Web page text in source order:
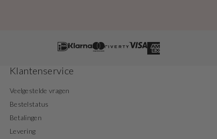
Klantenservice
Veelgestelde vragen
Bestelstatus
Betalingen
Levering